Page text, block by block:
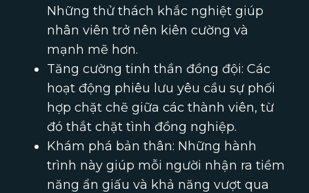
Những thử thách khắc nghiệt giúp
nhân viên trở nên kiên cường và
mạnh mẽ hơn.
Tăng cường tinh thần đồng đội: Các
hoạt động phiêu lưu yêu cầu sự phối
hợp chặt chẽ giữa các thành viên, từ
đó thắt chặt tình đồng nghiệp.
Khám phá bản thân: Những hành
trình này giúp mỗi người nhận ra tiềm
năng ẩn giấu và khả năng vượt qua